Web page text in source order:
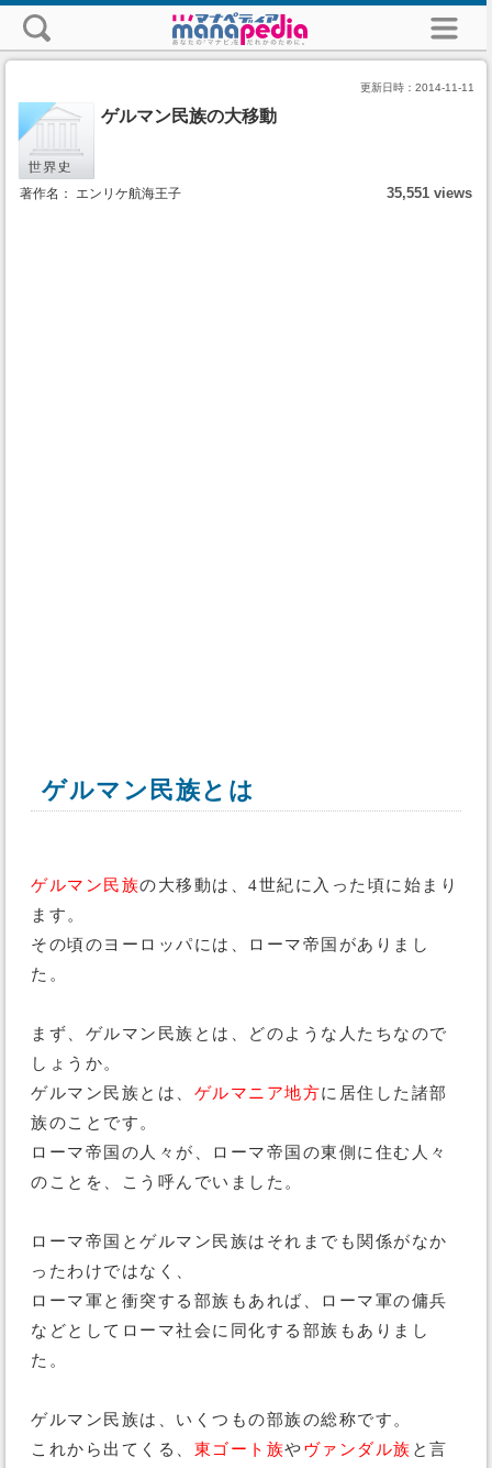
更新日時： 2014-11-11
ゲルマン民族の大移動
著作名： エンリケ航海王子 35,551 views
ゲルマン民族とは
ゲルマン民族の大移動は、4世紀に入った頃に始まり
ます。
その頃のヨーロッパには、ローマ帝国がありまし
た。
まず、ゲルマン民族とは、どのような人たちなので
しょうか。
ゲルマン民族とは、 ゲルマニア地方に居住した諸部
族のことです。
ローマ帝国の人々が、ローマ帝国の東側に住む人々
のことを、こう呼んでいました。
ローマ帝国とゲルマン民族はそれまでも関係がなか
ったわけではなく、
ローマ軍と衝突する部族もあれば、ローマ軍の傭兵
などとしてローマ社会に同化する部族もありまし
た。
ゲルマン民族は、いくつもの部族の総称です。
これから出てくる、 東ゴート族やヴァンダル族 と言